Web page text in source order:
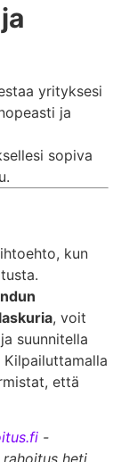
yrityksesi
ja
sopiva
kun
, voit
suunnitella
Kilpailuttamalla
että
-